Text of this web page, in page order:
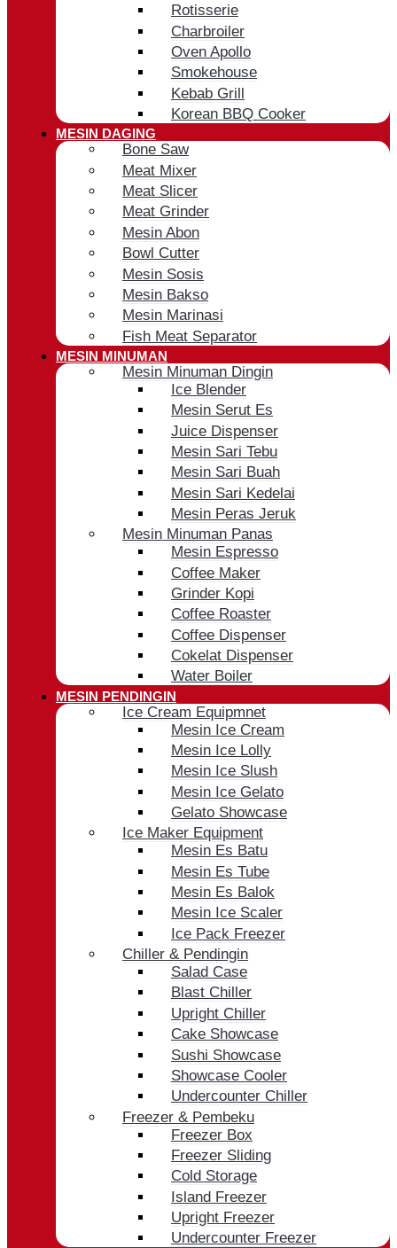
Rotisserie
Charbroiler
Oven Apollo
Smokehouse
Kebab Grill
Korean BBQ Cooker
MESIN DAGING
Bone Saw
Meat Mixer
Meat Slicer
Meat Grinder
Mesin Abon
Bowl Cutter
Mesin Sosis
Mesin Bakso
Mesin Marinasi
Fish Meat Separator
MESIN MINUMAN
Mesin Minuman Dingin
Ice Blender
Mesin Serut Es
Juice Dispenser
Mesin Sari Tebu
Mesin Sari Buah
Mesin Sari Kedelai
Mesin Peras Jeruk
Mesin Minuman Panas
Mesin Espresso
Coffee Maker
Grinder Kopi
Coffee Roaster
Coffee Dispenser
Cokelat Dispenser
Water Boiler
MESIN PENDINGIN
Ice Cream Equipmnet
Mesin Ice Cream
Mesin Ice Lolly
Mesin Ice Slush
Mesin Ice Gelato
Gelato Showcase
Ice Maker Equipment
Mesin Es Batu
Mesin Es Tube
Mesin Es Balok
Mesin Ice Scaler
Ice Pack Freezer
Chiller & Pendingin
Salad Case
Blast Chiller
Upright Chiller
Cake Showcase
Sushi Showcase
Showcase Cooler
Undercounter Chiller
Freezer & Pembeku
Freezer Box
Freezer Sliding
Cold Storage
Island Freezer
Upright Freezer
Undercounter Freezer